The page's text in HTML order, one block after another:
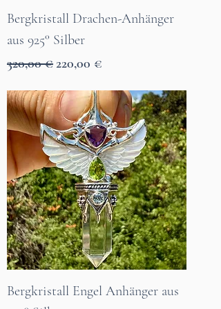
Bergkristall Drachen-Anhänger
aus 925° Silber
Standardpreis
320,00 €Sale-Preis
220,00 €
Bergkristall Engel Anhänger aus